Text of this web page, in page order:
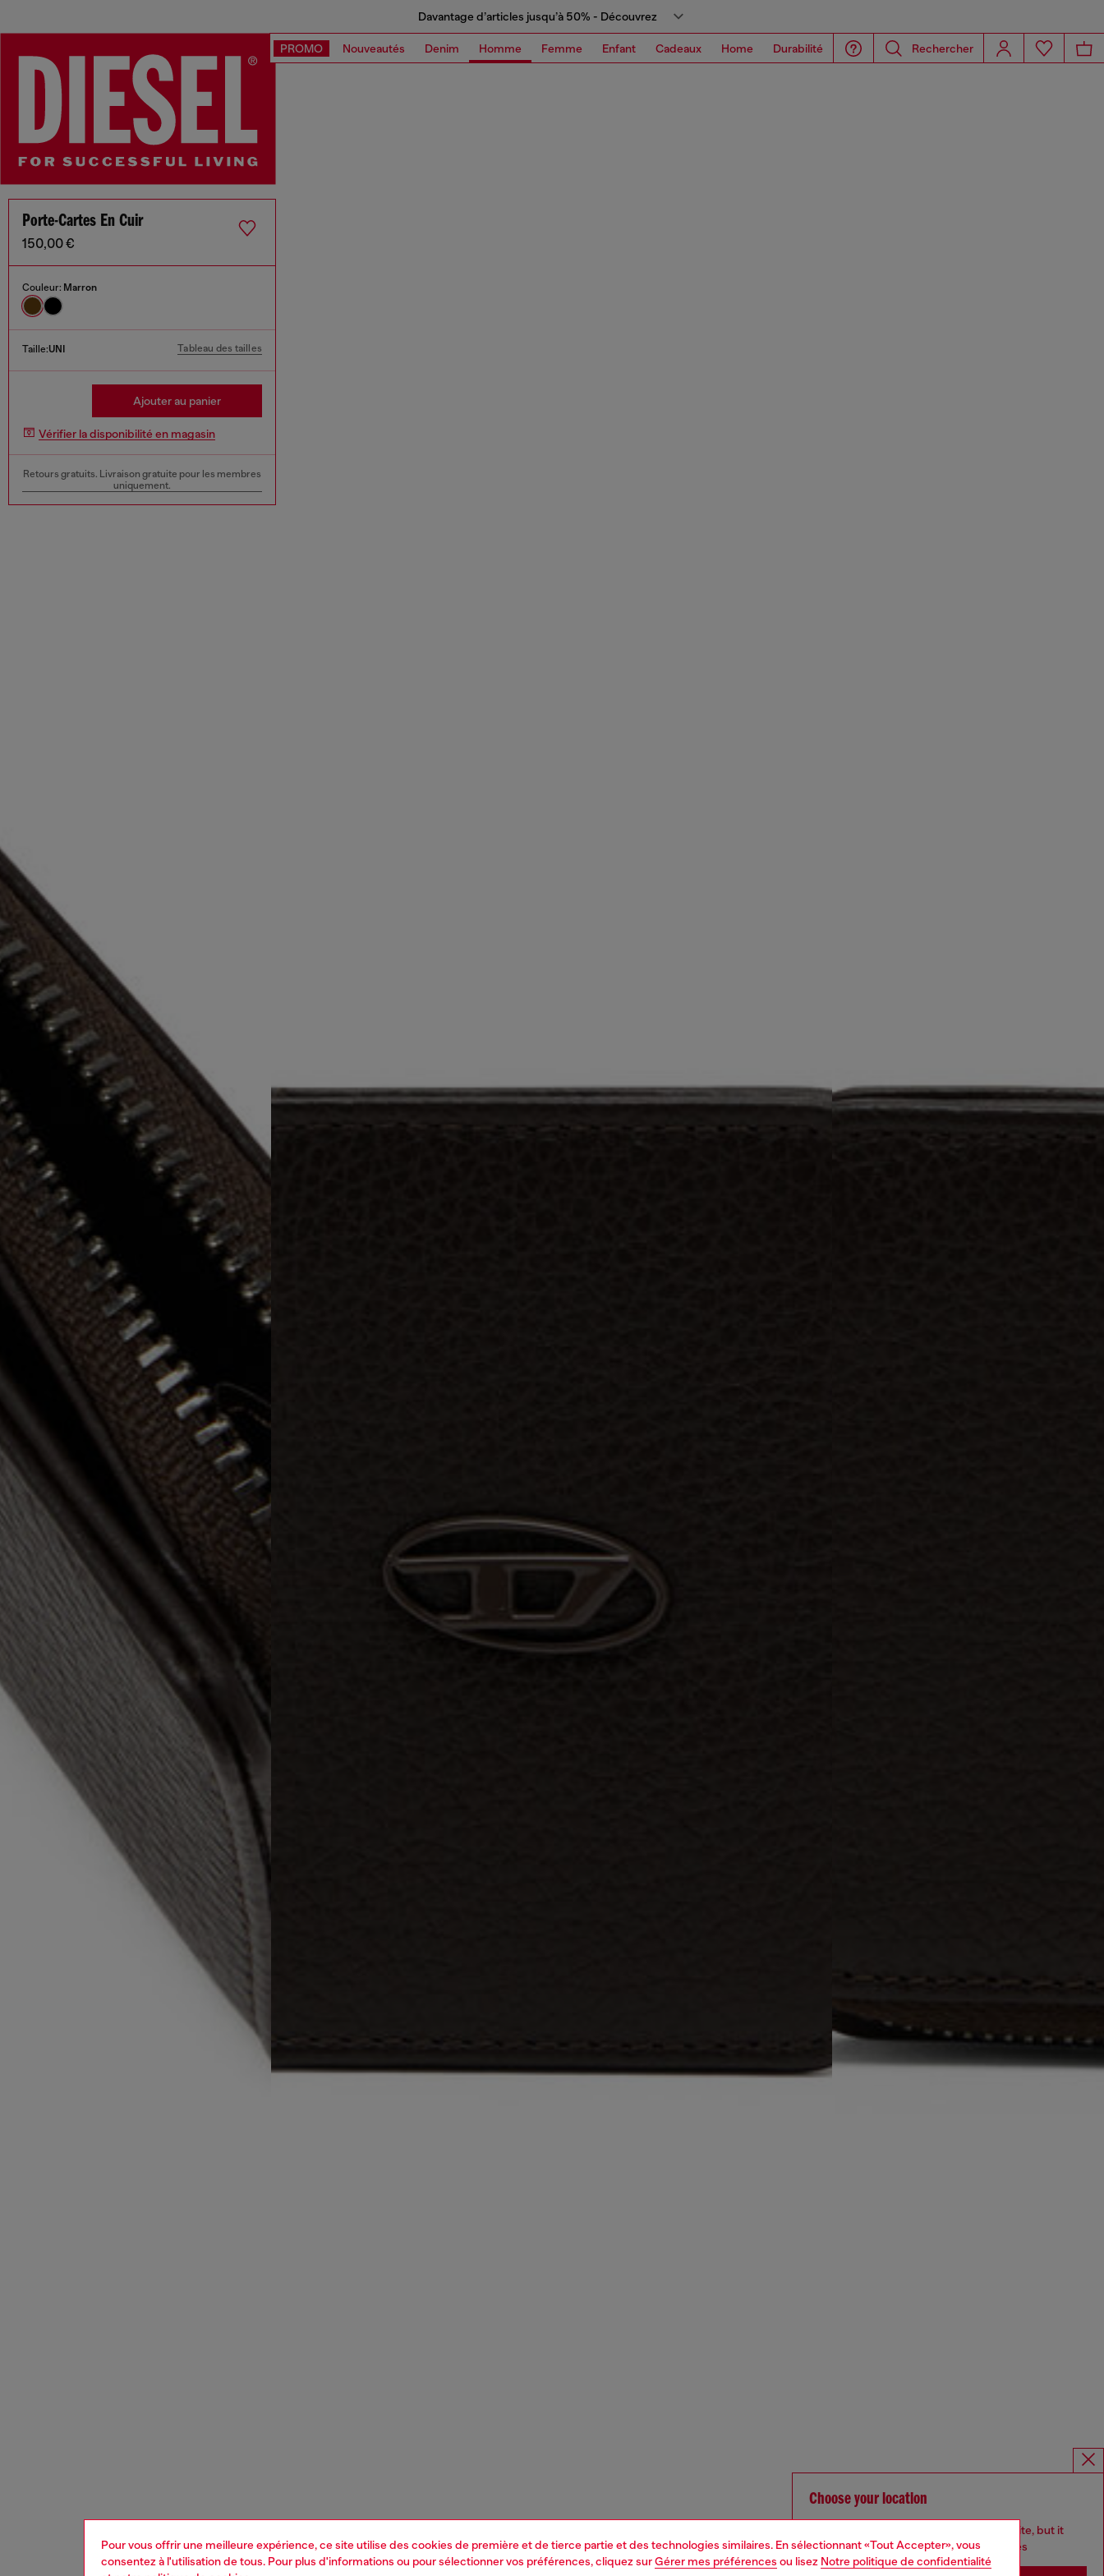
Pour vous offrir une meilleure expérience, ce site utilise des cookies de première et de tierce partie et des technologies similaires. En sélectionnant «Tout Accepter», vous
consentez à l'utilisation de tous. Pour plus d'informations ou pour sélectionner vos préférences, cliquez surGérer mes préférences ou lisez Notre politique de confidentialité
Davantage d’articles jusqu’à 50% - Découvrez
PROMO Nouveautés Denim Homme Femme Enfant Cadeaux Home Durabilité Rechercher
Porte-Cartes En Cuir
150,00 €
Couleur: Marron
Taille:UNI Tableau des tailles
Ajouter au panier
Vérifier la disponibilité en magasin
Retours gratuits. Livraison gratuite pour les membres
uniquement.
Choose your location
You are currently browsing France website, but it
seems you may be based in United States